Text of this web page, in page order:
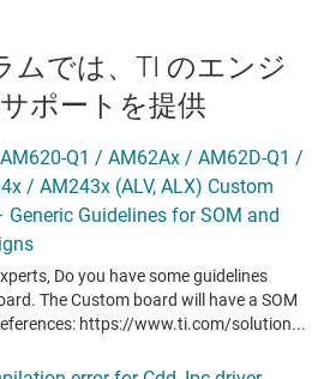
ムでは、TI のエンジ
ポートを提供